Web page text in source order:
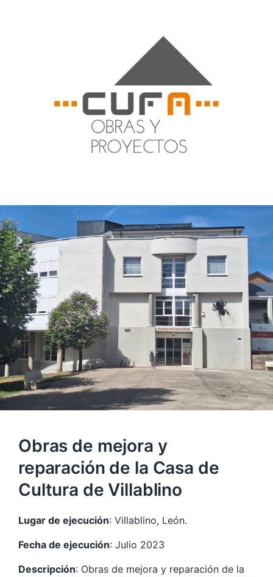
Obras de mejora y
reparación de la Casa de
Cultura de Villablino
Lugar de ejecución: Villablino, León.
Fecha de ejecución: Julio 2023
Descripción: Obras de mejora y reparación de la